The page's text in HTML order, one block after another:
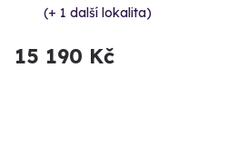
(+ 1 další lokalita)
15 190 Kč